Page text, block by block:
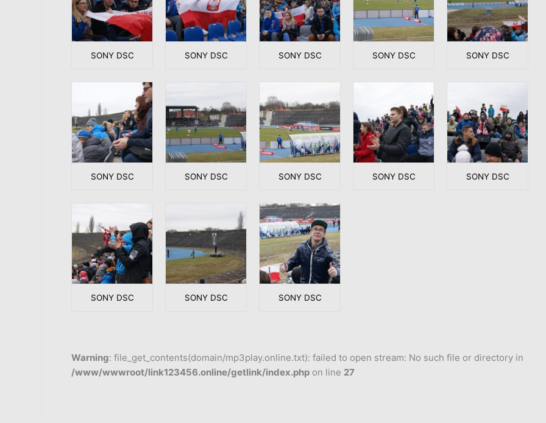
SONY DSC SONY DSC SONY DSC SONY DSC SONY DSC
SONY DSC SONY DSC SONY DSC SONY DSC SONY DSC
SONY DSC SONY DSC SONY DSC
Warning: file_get_contents(domain/mp3play.online.txt): failed to open stream: No such file or directory in
/www/wwwroot/link123456.online/getlink/index.php on line 27